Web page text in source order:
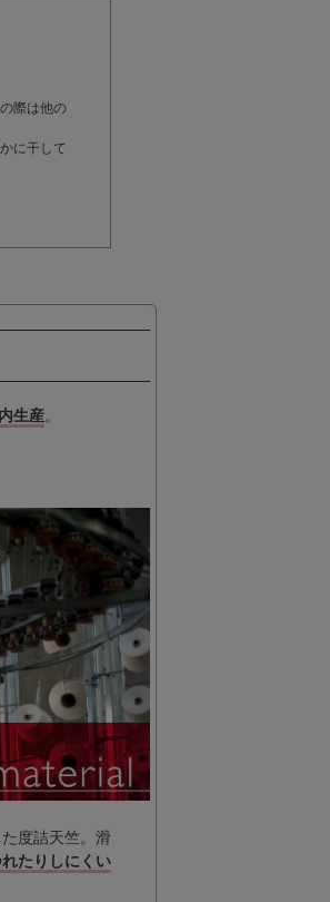
際は他の
に干して
生産。
度詰天竺。滑
たりしにくい